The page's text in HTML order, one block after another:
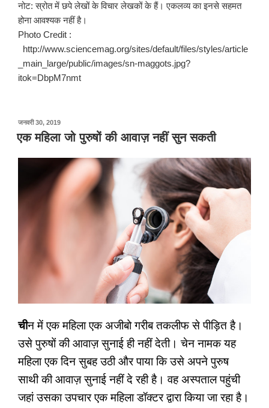
नोट: स्रोत में छपे लेखों के विचार लेखकों के हैं। एकलव्य का इनसे सहमत
होना आवश्यक नहीं है।
Photo Credit :
http://www.sciencemag.org/sites/default/files/styles/article
_main_large/public/images/sn-maggots.jpg?
itok=DbpM7nmt
जनवरी 30, 2019पर
प्रकाशित
एक महिला जो पुरुषों की आवाज़ नहीं सुन सकती
चीन में एक महिला एक अजीबो गरीब तकलीफ से पीड़ित है।
उसे पुरुषों की आवाज़ सुनाई ही नहीं देती। चेन नामक यह
महिला एक दिन सुबह उठी और पाया कि उसे अपने पुरुष
साथी की आवाज़ सुनाई नहीं दे रही है। वह अस्पताल पहुंची
जहां उसका उपचार एक महिला डॉक्टर द्वारा किया जा रहा है।